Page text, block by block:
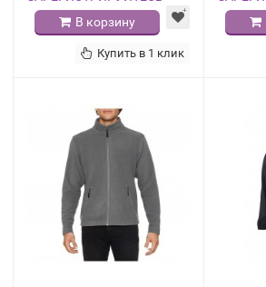
В корзину
Купить в 1 клик